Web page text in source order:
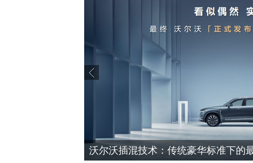
沃尔沃插混技术：传统豪华标准下的